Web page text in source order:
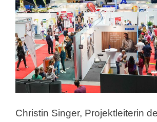
Christin Singer, Projektleiterin